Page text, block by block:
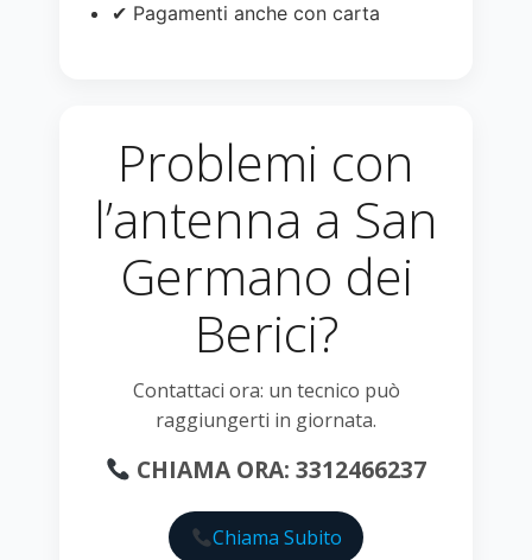
✔ Pagamenti anche con carta
Problemi con
l’antenna a San
Germano dei
Berici?
Contattaci ora: un tecnico può
raggiungerti in giornata.
CHIAMA ORA: 3312466237
Chiama Subito